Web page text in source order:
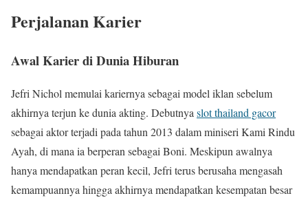
Perjalanan Karier
Awal Karier di Dunia Hiburan
Jefri Nichol memulai kariernya sebagai model iklan sebelum
akhirnya terjun ke dunia akting. Debutnyaslot thailand gacor
sebagai aktor terjadi pada tahun 2013 dalam miniseri Kami Rindu
Ayah, di mana ia berperan sebagai Boni. Meskipun awalnya
hanya mendapatkan peran kecil, Jefri terus berusaha mengasah
kemampuannya hingga akhirnya mendapatkan kesempatan besar